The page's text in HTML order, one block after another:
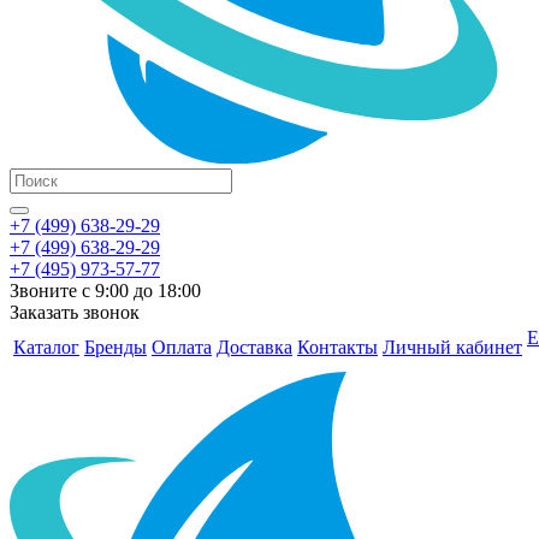
+7 (499) 638-29-29
+7 (499) 638-29-29
+7 (495) 973-57-77
Звоните с 9:00 до 18:00
Заказать звонок
Каталог Бренды Оплата Доставка Контакты Личный кабинет